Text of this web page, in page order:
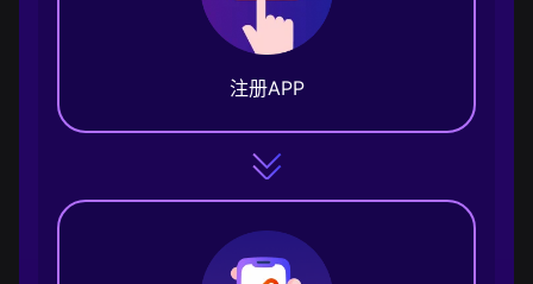
注册APP